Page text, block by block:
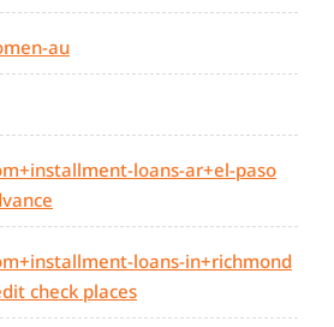
au
loans-ar+el-paso
loans-in+richmond
check places